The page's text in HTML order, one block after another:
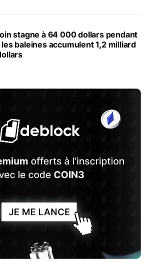
stagne à 64 000 dollars pendant
baleines accumulent 1,2 milliard